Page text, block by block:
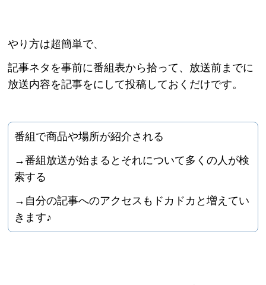
やり方は超簡単で、
記事ネタを事前に番組表から拾って、放送前までに
放送内容を記事をにして投稿しておくだけです。
番組で商品や場所が紹介される
→番組放送が始まると それについて多くの人が検
索する
→自分の記事へのアクセスもドカドカと増えてい
きます♪